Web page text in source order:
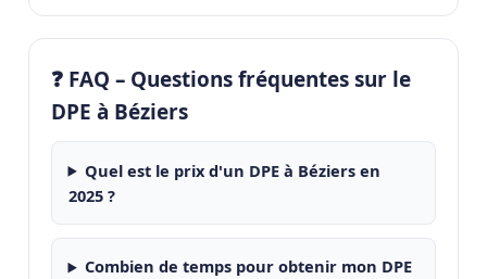
❓ FAQ – Questions fréquentes sur le
DPE à Béziers
Quel est le prix d'un DPE à Béziers en
2025 ?
Combien de temps pour obtenir mon DPE